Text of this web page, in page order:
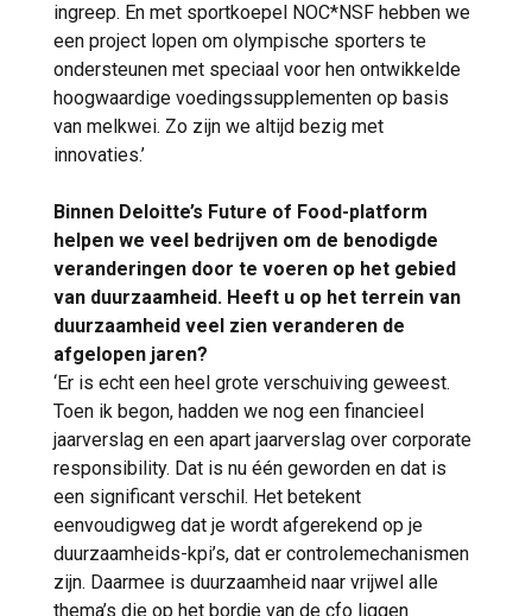
ingreep. En met sportkoepel NOC*NSF hebben we
een project lopen om olympische sporters te
ondersteunen met speciaal voor hen ontwikkelde
hoogwaardige voedingssupplementen op basis
van melkwei. Zo zijn we altijd bezig met
innovaties.’
Binnen Deloitte’s Future of Food-platform
helpen we veel bedrijven om de benodigde
veranderingen door te voeren op het gebied
van duurzaamheid. Heeft u op het terrein van
duurzaamheid veel zien veranderen de
afgelopen jaren?
‘Er is echt een heel grote verschuiving geweest.
Toen ik begon, hadden we nog een financieel
jaarverslag en een apart jaarverslag over corporate
responsibility. Dat is nu één geworden en dat is
een significant verschil. Het betekent
eenvoudigweg dat je wordt afgerekend op je
duurzaamheids-kpi’s, dat er controlemechanismen
zijn. Daarmee is duurzaamheid naar vrijwel alle
thema’s die op het bordje van de cfo liggen